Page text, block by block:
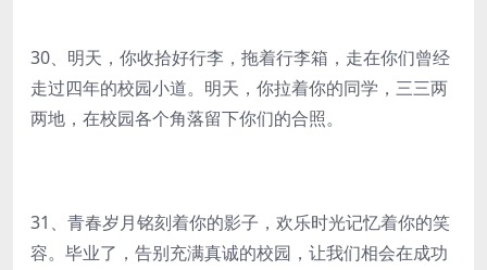
30、明天，你收拾好行李，拖着行李箱，走在你们曾经
走过四年的校园小道。明天，你拉着你的同学，三三两
两地，在校园各个角落留下你们的合照。
31、青春岁月铭刻着你的影子，欢乐时光记忆着你的笑
容。毕业了，告别充满真诚的校园，让我们相会在成功